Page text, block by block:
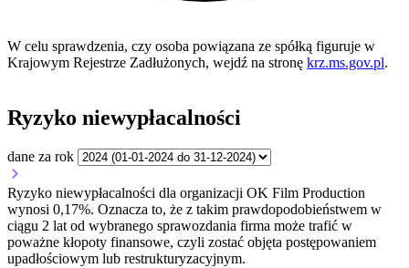
W celu sprawdzenia, czy osoba powiązana ze spółką figuruje w
Krajowym Rejestrze Zadłużonych, wejdź na stronę krz.ms.gov.pl.
Ryzyko niewypłacalności
dane za rok
Ryzyko niewypłacalności dla organizacji OK Film Production
wynosi 0,17%. Oznacza to, że z takim prawdopodobieństwem w
ciągu 2 lat od wybranego sprawozdania firma może trafić w
poważne kłopoty finansowe, czyli zostać objęta postępowaniem
upadłościowym lub restrukturyzacyjnym.